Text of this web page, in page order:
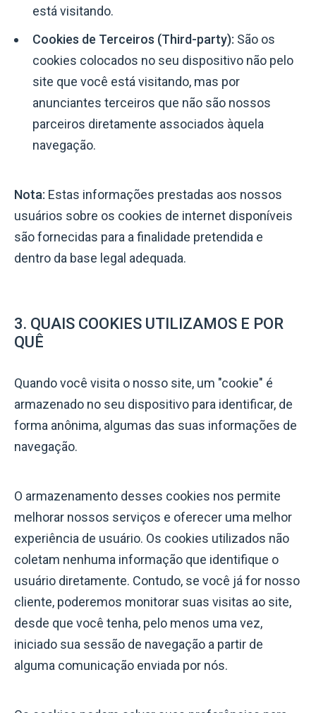
está visitando.
Cookies de Terceiros (Third-party): São os
cookies colocados no seu dispositivo não pelo
site que você está visitando, mas por
anunciantes terceiros que não são nossos
parceiros diretamente associados àquela
navegação.
Nota: Estas informações prestadas aos nossos
usuários sobre os cookies de internet disponíveis
são fornecidas para a finalidade pretendida e
dentro da base legal adequada.
3. QUAIS COOKIES UTILIZAMOS E POR
QUÊ
Quando você visita o nosso site, um "cookie" é
armazenado no seu dispositivo para identificar, de
forma anônima, algumas das suas informações de
navegação.
O armazenamento desses cookies nos permite
melhorar nossos serviços e oferecer uma melhor
experiência de usuário. Os cookies utilizados não
coletam nenhuma informação que identifique o
usuário diretamente. Contudo, se você já for nosso
cliente, poderemos monitorar suas visitas ao site,
desde que você tenha, pelo menos uma vez,
iniciado sua sessão de navegação a partir de
alguma comunicação enviada por nós.